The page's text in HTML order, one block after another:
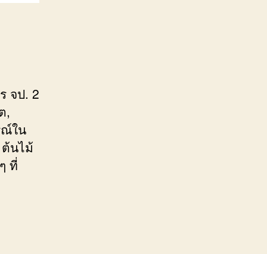
จป. 2
,
ณ์ใน
นไม้
ที่